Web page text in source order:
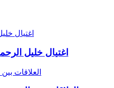
اغتيال خليل